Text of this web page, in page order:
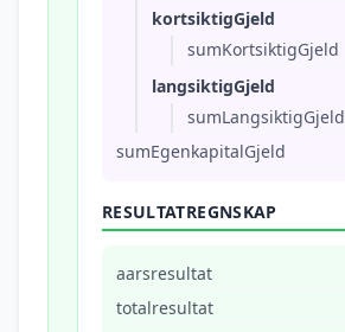
kortsiktigGjeld
sumKortsiktigGjeld
langsiktigGjeld
sumLangsiktigGjeld
sumEgenkapitalGjeld
RESULTATREGNSKAP
aarsresultat
totalresultat